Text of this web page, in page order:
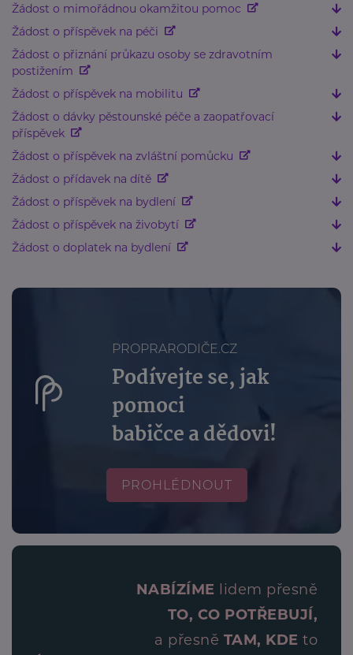
Žádost o mimořádnou okamžitou pomoc
Žádost o příspěvek na péči
Žádost o přiznání průkazu osoby se zdravotním
postižením
Žádost o příspěvek na mobilitu
Žádost o dávky pěstounské péče a zaopatřovací
příspěvek
Žádost o příspěvek na zvláštní pomůcku
Žádost o přídavek na dítě
Žádost o příspěvek na bydlení
Žádost o příspěvek na živobytí
Žádost o doplatek na bydlení
PROPRARODIČE.CZ
Podívejte se, jak
pomoci
babičce a dědovi!
PROHLÉDNOUT
NABÍZÍME lidem přesně
TO, CO POTŘEBUJÍ,
a přesně TAM, KDE to